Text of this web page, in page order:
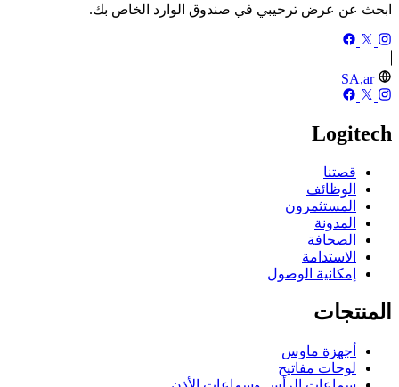
ابحث عن عرض ترحيبي في صندوق الوارد الخاص بك.
SA,ar
Logitech
قصتنا
الوظائف
المستثمرون
المدونة
الصحافة
الاستدامة
إمكانية الوصول
المنتجات
أجهزة ماوس
لوحات مفاتيح